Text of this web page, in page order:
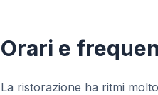
Orari e
La ristorazione ha ritmi